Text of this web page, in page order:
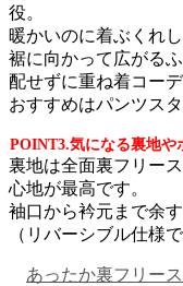
役。
暖かいのに着ぶくれし
裾に向かって広がる
配せずに重ね着コー
おすすめはパンツスタ
POINT3.気になる裏地や
裏地は全面裏フリー
心地が最高です。
袖口から衿元まで余
（リバーシブル仕様
あったか裏フリー